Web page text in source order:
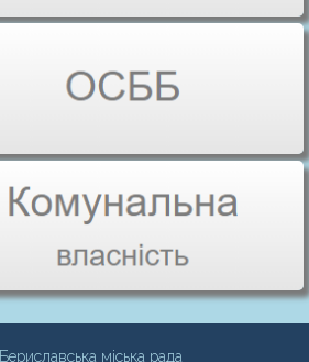
Бериславська міська рада